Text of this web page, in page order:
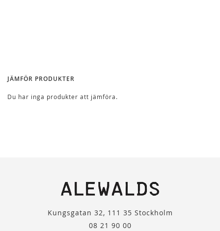
JÄMFÖR PRODUKTER
Du har inga produkter att jämföra.
Kungsgatan 32, 111 35 Stockholm
08 21 90 00